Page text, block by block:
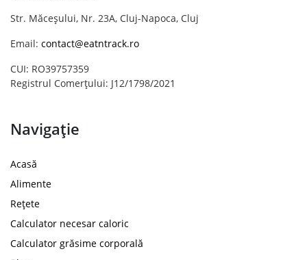
Str. Măceșului, Nr. 23A, Cluj-Napoca, Cluj
Email: contact@eatntrack.ro
CUI: RO39757359
Registrul Comerțului: J12/1798/2021
Navigație
Acasă
Alimente
Rețete
Calculator necesar caloric
Calculator grăsime corporală